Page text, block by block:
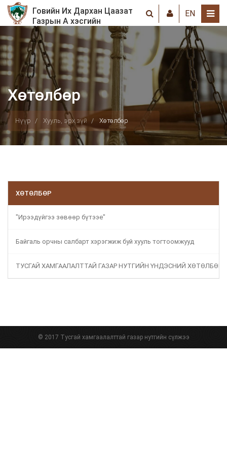
Говийн Их Дархан Цаазат
Газрын А хэсгийн
хамгаалалтын захиргаа
EN
Хөтөлбөр
Нүүр Хууль, эрх зүй Хөтөлбөр
ХӨТӨЛБӨР
"Ирээдүйгээ зөвөөр бүтээе"
Байгаль орчны салбарт хэрэгжиж буй хууль тогтоомжууд
ТУСГАЙ ХАМГААЛАЛТТАЙ ГАЗАР НУТГИЙН ҮНДЭСНИЙ ХӨТӨЛБӨР
© 2017 Тусгай хамгаалалттай газар нутгийн сүлжээ